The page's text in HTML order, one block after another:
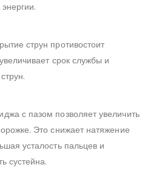
струн противостоит
срок службы и
с пазом позволяет увеличить
Это снижает натяжение
усталость пальцев и
сустейна.